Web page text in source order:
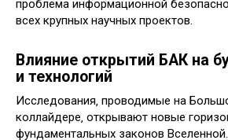
проблема информационной
всех крупных научных проектов.
Влияние открытий БАК на
и технологий
Исследования‚ проводимые на
коллайдере‚ открывают новые
фундаментальных законов